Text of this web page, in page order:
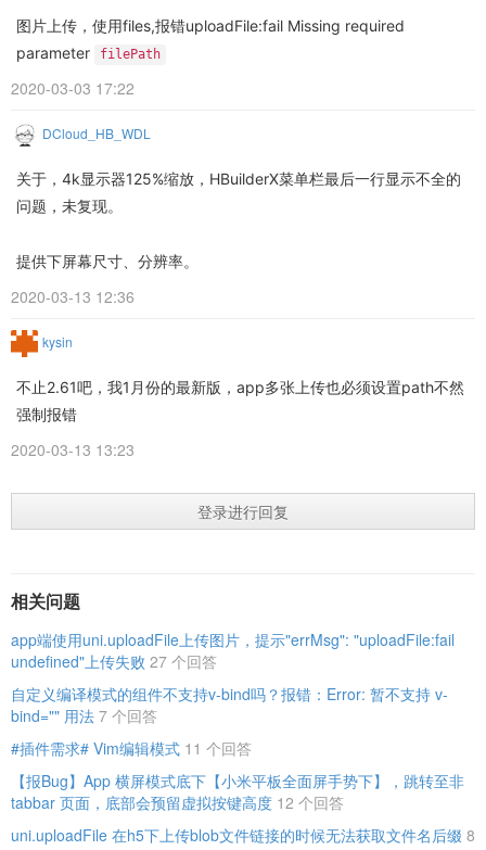
图片上传，使用files,报错uploadFile:fail Missing required
parameter
filePath
2020-03-03 17:22
DCloud_HB_WDL
关于，4k显示器125%缩放，HBuilderX菜单栏最后一行显示不全的
问题，未复现。
提供下屏幕尺寸、分辨率。
2020-03-13 12:36
kysin
不止2.61吧，我1月份的最新版，app多张上传也必须设置path不然
强制报错
2020-03-13 13:23
登录进行回复
相关问题
app端使用uni.uploadFile上传图片，提示"errMsg": "uploadFile:fail
undefined"上传失败 27 个回答
自定义编译模式的组件不支持v-bind吗？报错：Error: 暂不支持 v-
bind="" 用法 7 个回答
#插件需求# Vim编辑模式 11 个回答
【报Bug】App 横屏模式底下【小米平板全面屏手势下】，跳转至非
tabbar 页面，底部会预留虚拟按键高度 12 个回答
uni.uploadFile 在h5下上传blob文件链接的时候无法获取文件名后缀 8